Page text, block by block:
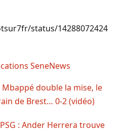
status/14288072424
Mbappé double la mise, le
de Brest… 0-2 (vidéo)
: Ander Herrera trouve